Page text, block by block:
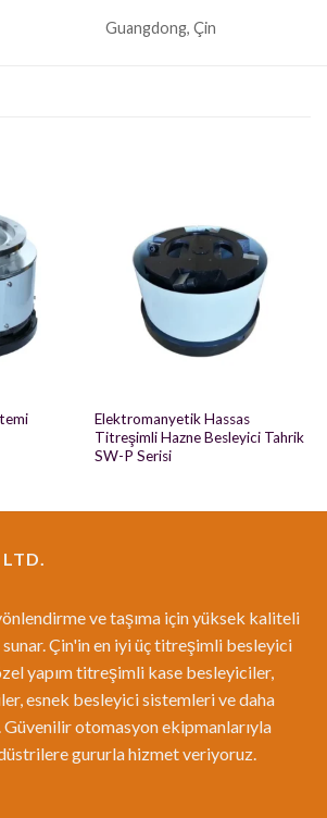
Guangdong, Çin
Elektromanyetik Hassas
Titreşimli Hazne Besleyici Tahrik
SW-P Serisi
LTD.
ve taşıma için yüksek kaliteli
Çin'in en iyi üç titreşimli besleyici
yapım titreşimli kase besleyiciler,
esnek besleyici sistemleri ve daha
Güvenilir otomasyon ekipmanlarıyla
gururla hizmet veriyoruz.